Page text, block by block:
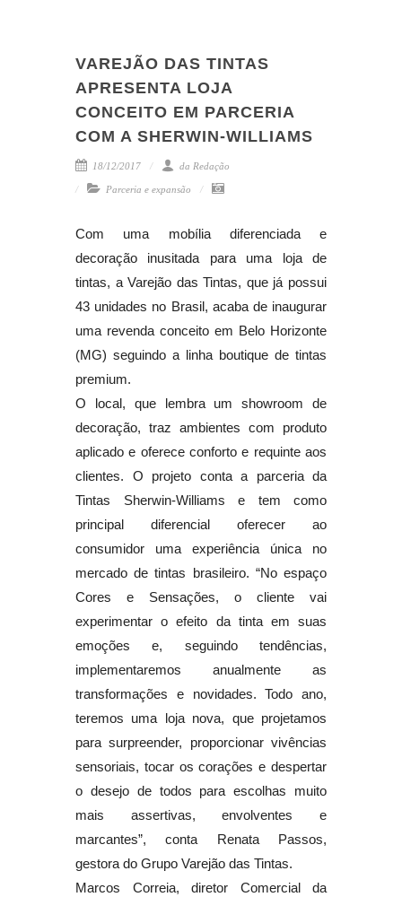
VAREJÃO DAS TINTAS
APRESENTA LOJA
CONCEITO EM PARCERIA
COM A SHERWIN-WILLIAMS
18/12/2017 da Redação
Parceria e expansão
Com uma mobília diferenciada e
decoração inusitada para uma loja de
tintas, a Varejão das Tintas, que já possui
43 unidades no Brasil, acaba de inaugurar
uma revenda conceito em Belo Horizonte
(MG) seguindo a linha boutique de tintas
premium.
O local, que lembra um showroom de
decoração, traz ambientes com produto
aplicado e oferece conforto e requinte aos
clientes. O projeto conta a parceria da
Tintas Sherwin-Williams e tem como
principal diferencial oferecer ao
consumidor uma experiência única no
mercado de tintas brasileiro. “No espaço
Cores e Sensações, o cliente vai
experimentar o efeito da tinta em suas
emoções e, seguindo tendências,
implementaremos anualmente as
transformações e novidades. Todo ano,
teremos uma loja nova, que projetamos
para surpreender, proporcionar vivências
sensoriais, tocar os corações e despertar
o desejo de todos para escolhas muito
mais assertivas, envolventes e
marcantes”, conta Renata Passos,
gestora do Grupo Varejão das Tintas.
Marcos Correia, diretor Comercial da